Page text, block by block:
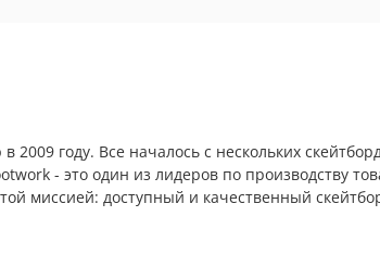
году. Все началось с нескольких
- это один из лидеров по производству
миссией: доступный и качественный